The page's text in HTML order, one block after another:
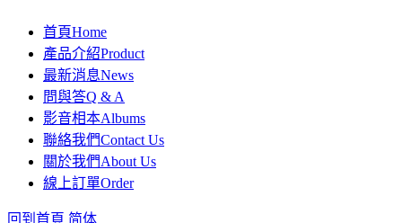
首頁Home
產品介紹Product
最新消息News
問與答Q & A
影音相本Albums
聯絡我們Contact Us
關於我們About Us
線上訂單Order
回到首頁 简体